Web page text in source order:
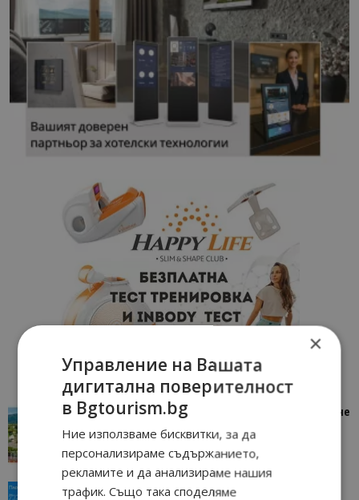
“Пощенска картичка от…”: Петрич – Изживяване
отвъд очакваното
“Пощенска картичка от…”: Пловдив, градът на
×
Управление на Вашата
дигитална поверителност
в Bgtourism.bg
Ние използваме бисквитки, за да
персонализираме съдържанието,
рекламите и да анализираме нашия
трафик. Също така споделяме